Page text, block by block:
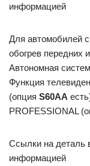
информацией
Для автомобилей
обогрев передних
Автономная
Функция
(опция S60AA
PROFESSIONAL
Ссылки на деталь
информацией